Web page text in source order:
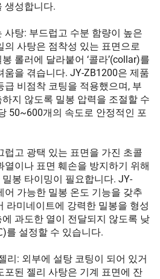
생성합니다.
사탕: 부드럽고 수분 함량이 높은
의 사탕은 점착성 있는 표면으로
롤러에 달라붙어 ‘콜라’(collar)를
움을 겪습니다. JY-ZB1200은 제품
급 비점착 코팅을 적용했으며, 부
지 않도록 밀봉 압력을 조절할 수
50~600개의 속도로 안정적인 포
럽고 광택 있는 표면을 가진 초콜
열이나 표면 훼손을 방지하기 위해
봉 타이밍이 필요합니다. JY-
가능한 밀봉 온도 기능을 갖추
라미네이트에 강력한 밀봉을 형성
과도한 열이 전달되지 않도록 낮
설정할 수 있습니다.
리: 외부에 설탕 코팅이 되어 있거
포된 젤리 사탕은 기계 표면에 잔